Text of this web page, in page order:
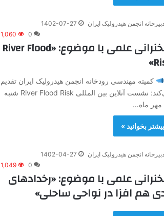
دبیرخانه انجمن هیدرولیک ایران
1402-07-27
0
1,060
سخنرانی علمی با موضوع: «River Flood
کميته مهندسی رودخانه انجمن هيدروليک ايران تقديم
می‌کند: نشست آنلاين بين المللی River Flood Risk شنبه
بیشتر بخوانید »
دبیرخانه انجمن هیدرولیک ایران
1402-04-27
0
1,049
علمی با موضوع: «رخدادهای
هم افزا در نواحی ساحلی»